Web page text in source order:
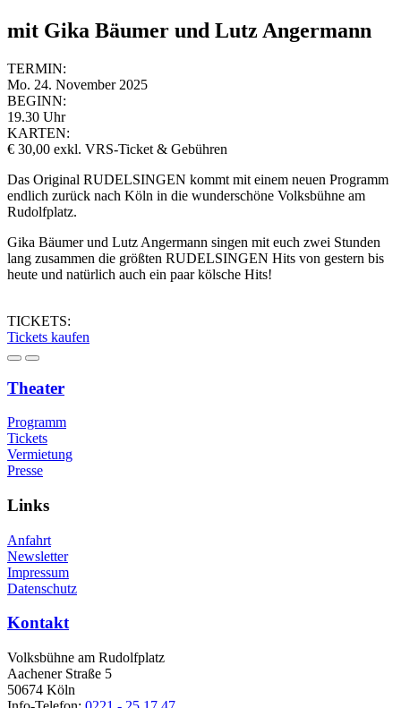
mit Gika Bäumer und Lutz Angermann
TERMIN:
Mo. 24. November 2025
BEGINN:
19.30 Uhr
KARTEN:
€ 30,00 exkl. VRS-Ticket & Gebühren
Das Original RUDELSINGEN kommt mit einem neuen Programm
endlich zurück nach Köln in die wunderschöne Volksbühne am
Rudolfplatz.
Gika Bäumer und Lutz Angermann singen mit euch zwei Stunden
lang zusammen die größten RUDELSINGEN Hits von gestern bis
heute und natürlich auch ein paar kölsche Hits!
TICKETS:
Tickets kaufen
Theater
Programm
Tickets
Vermietung
Presse
Links
Anfahrt
Newsletter
Impressum
Datenschutz
Kontakt
Volksbühne am Rudolfplatz
Aachener Straße 5
50674 Köln